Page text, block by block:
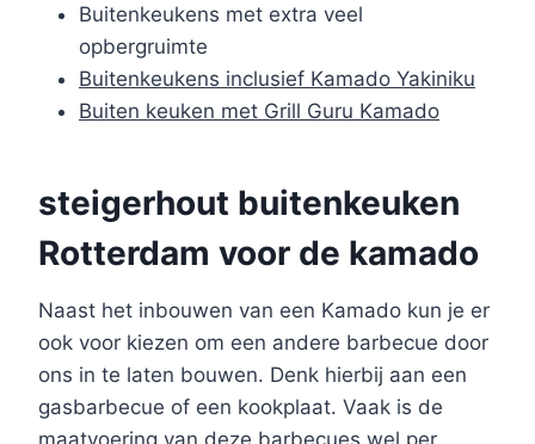
Buitenkeukens met extra veel
opbergruimte
Buitenkeukens inclusief Kamado Yakiniku
Buiten keuken met Grill Guru Kamado
steigerhout buitenkeuken
Rotterdam voor de kamado
Naast het inbouwen van een Kamado kun je er
ook voor kiezen om een andere barbecue door
ons in te laten bouwen. Denk hierbij aan een
gasbarbecue of een kookplaat. Vaak is de
maatvoering van deze barbecues wel per